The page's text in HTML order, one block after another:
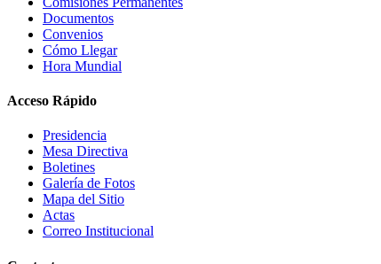
Documentos
Convenios
Cómo Llegar
Hora Mundial
Acceso Rápido
Presidencia
Mesa Directiva
Boletines
Galería de Fotos
Mapa del Sitio
Actas
Correo Institucional